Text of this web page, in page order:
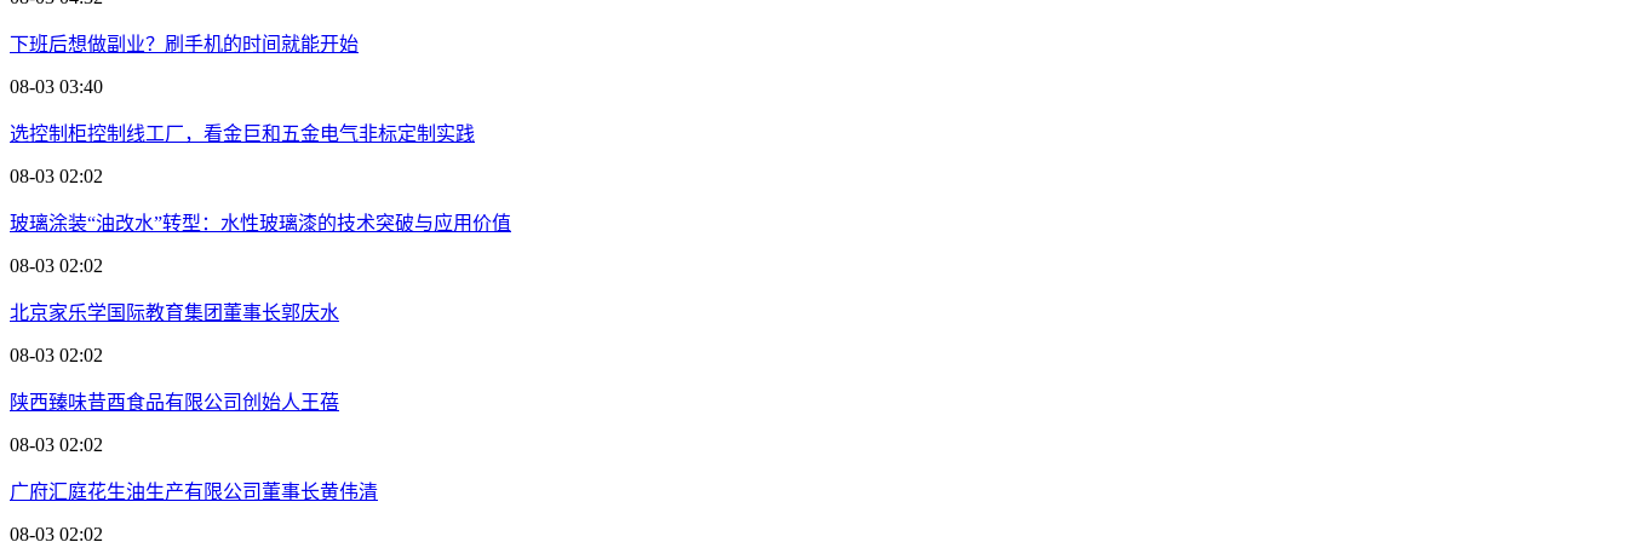
下班后想做副业？刷手机的时间就能开始
08-03 03:40
选控制柜控制线工厂，看金巨和五金电气非标定制实践
08-03 02:02
玻璃涂装“油改水”转型：水性玻璃漆的技术突破与应用价值
08-03 02:02
北京家乐学国际教育集团董事长郭庆水
08-03 02:02
陕西臻味昔酉食品有限公司创始人王蓓
08-03 02:02
广府汇庭花生油生产有限公司董事长黄伟清
08-03 02:02